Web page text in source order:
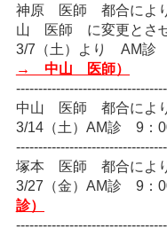
神原医師 都合によ
山 医師 に変更とさせ
3/7（土）より AM診
→ 中山 医師）
中山 医師 都合によ
3/14（土）AM診 9：
塚本 医師 都合によ
3/27（金）AM診 9：
診）